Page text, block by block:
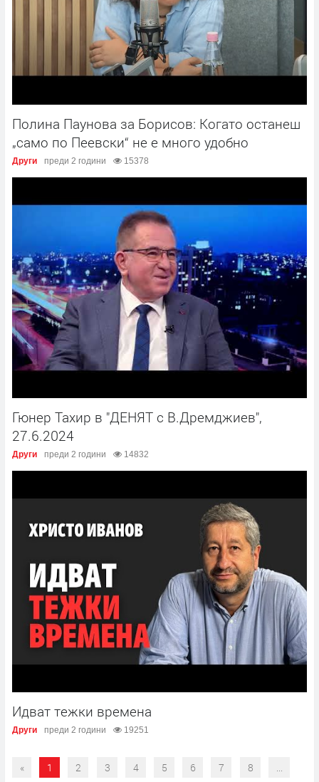
Полина Паунова за Борисов: Когато останеш
„само по Пеевски“ не е много удобно
Други преди 2 години 15378
Гюнер Тахир в "ДЕНЯТ с В.Дремджиев",
27.6.2024
Други преди 2 години 14832
Идват тежки времена
Други преди 2 години 19251
« 1 2 3 4 5 6 7 8 ...